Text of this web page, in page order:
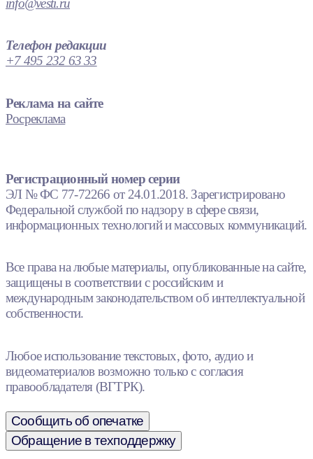
info@vesti.ru
Телефон редакции
+7 495 232 63 33
Реклама на сайте
Росреклама
Регистрационный номер серии
ЭЛ № ФС 77-72266 от 24.01.2018. Зарегистрировано
Федеральной службой по надзору в сфере связи,
информационных технологий и массовых коммуникаций.
Все права на любые материалы, опубликованные на сайте,
защищены в соответствии с российским и
международным законодательством об интеллектуальной
собственности.
Любое использование текстовых, фото, аудио и
видеоматериалов возможно только с согласия
правообладателя (ВГТРК).
Сообщить об опечатке
Обращение в техподдержку